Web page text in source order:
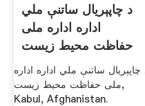
‫د چاپېریال ساتنې ملي
اداره اداره ملی
حفاظت محیط زیست
...
ملی حفاظت محیط زیست‎,
Kabul, Afghanistan.